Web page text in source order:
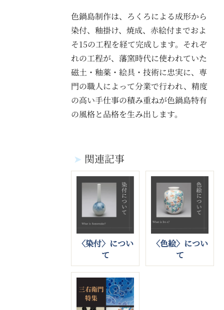
色鍋島制作は、ろくろによる成形から
染付、釉掛け、焼成、赤絵付までおよ
そ15の工程を経て完成します。それぞ
れの工程が、藩窯時代に使われていた
磁土・釉薬・絵具・技術に忠実に、専
門の職人によって分業で行われ、精度
の高い手仕事の積み重ねが色鍋島特有
の風格と品格を生み出します。
➤ 関連記事
〈染付〉につい
て
〈色絵〉につい
て